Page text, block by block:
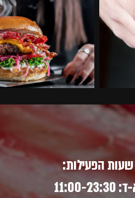
שעות הפעילות:
23:30